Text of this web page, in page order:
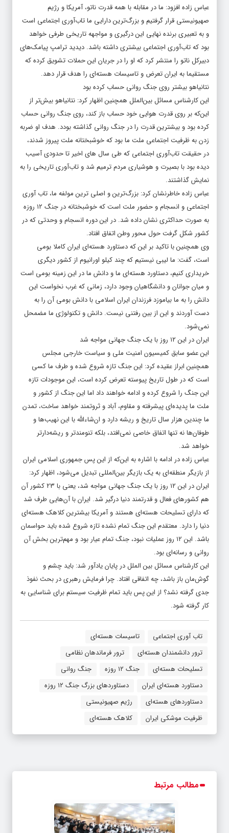
عباس زاده افزود: ما در مقابله با همه قدرت ناتو، آمریکا و رژیم
صهیونیستی قرار گرفتیم و بزرگ‌ترین دارایی ما تاب‌آوری اجتماعی است
و به تعبیری برنده نهایی این درگیری و مواجهه تاریخی طرفی خواهد
بود که تاب‌آوری اجتماعی بیشتری داشته باشد. دیدید ترامپ پیامک‌های
دبیرکل ناتو را منتشر کرد که او را در جریان این حملات تشویق کرده که
مستقیما به ایران تعرض و تاسیسات هسته‌ای را هدف قرار دهد.
نتانیاهو بیشتر روی جنگ روانی حساب کرده بود
این کارشناس مسائل بین‌الملل همچنین اظهار کرد: نتانیاهو بیش‌تر از
این‌که بر روی قدرت هوایی خود حساب باز کند، روی جنگ روانی حساب
کرده بود و بیشترین قدرت را در جنگ روانی گذاشته بودد. هدف او ضربه
زدن به ظرفیت اجتماعی ملت ما بود که خوشبختانه ملت پیروز شدند،
در حقیقت تاب‌آوری اجتماعی که طی سال های اخیر تا حدودی آسیب
دیده بود با بصیرت و هوشیاری مردم ترمیم شد و تاب‌آوری تاریخی را به
نمایش گذاشتند.
عباس زاده خاطرنشان کرد: بزرگ‌ترین و اصلی ترین مولفه ما، تاب آوری
اجتماعی و انسجام و حضور ملت است که خوشبختانه در جنگ ۱۲ روزه
به صورت حداکثری نشان داده شد. در این دوره انسجام و وحدتی که در
کشور شکل گرفت حول محور وطن اتفاق افتاد.
وی همچنین با تاکید بر این که دستاورد هسته‌ای ایران کاملا بومی
است، گفت: ما لیبی نیستیم که چند کیلو اورانیوم از کشور دیگری
خریداری کنیم، دستاورد هسته‌ای ما و دانش ما در این زمینه بومی است
و میان جوانان و دانشگاهیان وجود دارد، زمانی که غرب نخواست این
دانش را به ما بیاموزد فرزندان ایران اسلامی با دانش بومی آن را به
دست آوردند و این از بین رفتنی نیست. دانش و تکنولوژی ما مضمحل
نمی‌شود.
ایران در این ۱۲ روز با یک جنگ جهانی مواجه شد
این عضو سابق کمیسیون امنیت ملی و سیاست خارجی مجلس
همچنین ابراز عقیده کرد: این جنگ تازه شروع شده و طرف ما کسی
است که در طول تاریخ پیوسته تعرض کرده است، این موجودات تازه
این جنگ را شروع کرده و ادامه خواهند داد اما این جنگ از کشور و
ملت ما پدیده‌ای پیشرفته و مقاوم، آباد و ثروتمند خواهد ساخت، تمدن
ما چندین هزار سال تاریخ و ریشه دارد و ان‌شاءالله با این نهیب‌ها و
طوفان‌ها نه تنها اتفاق خاصی نمی‌افتد، بلکه تنومندتر و ریشه‌دارتر
خواهد شد.
عباس زاده در ادامه با اشاره به این‌که از این پس جمهوری اسلامی ایران
از بازیگر منطقه‌ای به یک بازیگر بین‌المللی تبدیل می‌شود، اظهار کرد:
ایران در این ۱۲ روز با یک جنگ جهانی مواجه شد، یعنی با ۲۳ کشور آن
هم کشورهای فعال و قدرتمند دنیا درگیر شد. ایران با آن‌هایی طرف شد
که دارای تسلیحات هسته‌ای هستند و آمریکا بیشترین کلاهک هسته‌ای
دنیا را دارد. معتقدم این جنگ تمام نشده تازه شروع شده باید حواسمان
باشد. این ۱۲ روز عملیات نبود، جنگ تمام عیار بود و مهم‌ترین بخش آن
روانی و رسانه‌ای بود.
این کارشناس مسائل بین الملل در پایان یادآور شد: باید چشم و
گوش‌مان باز باشد، چه اتفاقی افتاد. چرا فرمایش رهبری در بحث نفوذ
جدی گرفته نشد؟ از این پس باید تمام ظرفیت سیستم برای شناسایی به
کار گرفته شود.
تاب آوری اجتماعی
تاسیسات هسته‌ای
ترور دانشمندان هسته‌ای
ترور فرماندهان نظامی
تسلیحات هسته‌ای
جنگ ۱۲ روزه
جنگ روانی
دستاورد هسته‌ای ایران
دستاوردهای بزرگ جنگ ۱۲ روزه
دستاوردهای هسته‌ای
رژیم صهیونیستی
ظرفیت موشکی ایران
کلاهک هسته‌ای
مطالب مرتبط